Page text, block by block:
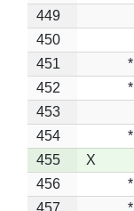
449
450
451
*
452
*
453
454
*
455
X
456
*
457
*